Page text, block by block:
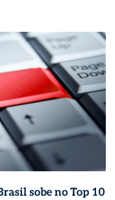
sobe no Top 10